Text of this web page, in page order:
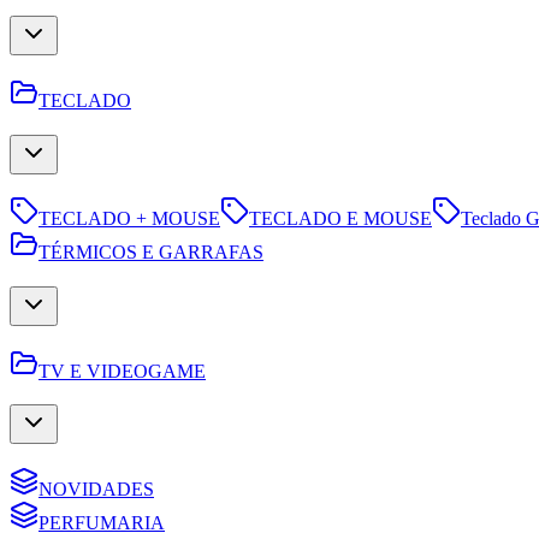
TECLADO
TECLADO + MOUSE TECLADO E MOUSE Teclado
TÉRMICOS E GARRAFAS
TV E VIDEOGAME
NOVIDADES
PERFUMARIA